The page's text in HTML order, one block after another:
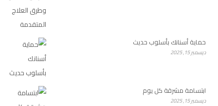
حماية أسنانك بأسلوب حديث
ديسمبر 15, 2025
ابتسامة مشرقة كل يوم
ديسمبر 15, 2025